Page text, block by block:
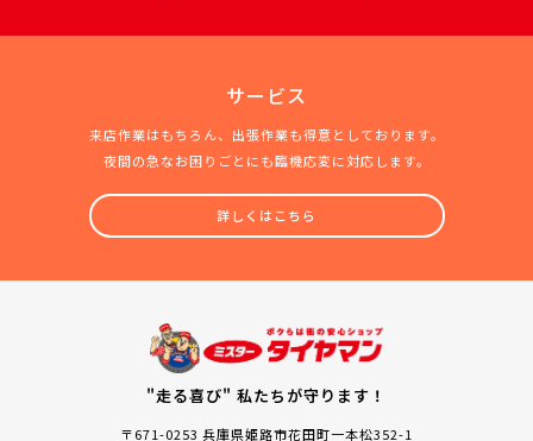
サービス
来店作業はもちろん、出張作業も得意としております。
夜間の急なお困りごとにも臨機応変に対応します。
詳しくはこちら
"走る喜び" 私たちが守ります！
〒671-0253 兵庫県姫路市花田町一本松352-1